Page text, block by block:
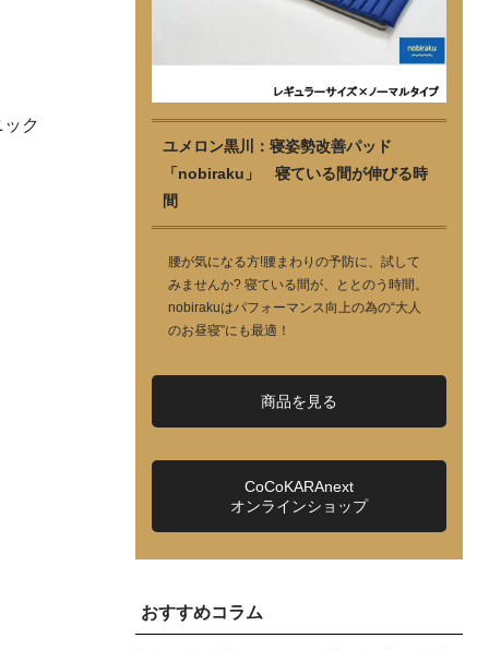
ク
ユメロン黒川：寝姿勢改善パッド
「nobiraku」 寝ている間が伸びる時
間
腰が気になる方!腰まわりの予防に、試して
みませんか? 寝ている間が、ととのう時間。
nobirakuはパフォーマンス向上の為の“大人
のお昼寝”にも最適！
商品を見る
CoCoKARAnext
オンラインショップ
おすすめコラム